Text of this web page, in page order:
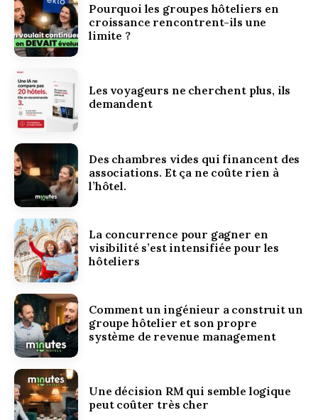
Pourquoi les groupes hôteliers en
croissance rencontrent-ils une
limite ?
Les voyageurs ne cherchent plus, ils
demandent
Des chambres vides qui financent des
associations. Et ça ne coûte rien à
l’hôtel.
La concurrence pour gagner en
visibilité s’est intensifiée pour les
hôteliers
Comment un ingénieur a construit un
groupe hôtelier et son propre
système de revenue management
Une décision RM qui semble logique
peut coûter très cher